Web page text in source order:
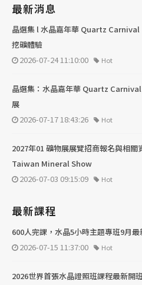
最新消息
晶選集 l 水晶嘉年華 Quartz Carnival
挖礦體驗
2026-07-24 11:10:00
Hot
晶選集：水晶嘉年華 Quartz
展
2026-07-17 18:43:26
Hot
2027年01 礦物展展覽招商報名與相
Taiwan Mineral Show
2026-07-03 09:15:09
Hot
最新課程
600人完課，水晶5小時主題專班9月最
2026-07-15 11:37:00
Hot
2026世界首張水晶證照班課程最新開